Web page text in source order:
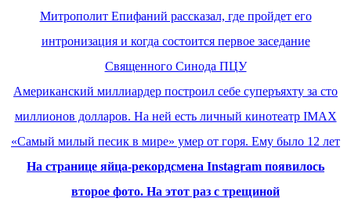
Митрополит Епифаний рассказал, где пройдет его
интронизация и когда состоится первое заседание
Священного Синода ПЦУ
Американский миллиардер построил себе суперъяхту за сто
миллионов долларов. На ней есть личный кинотеатр IMAX
«Самый милый песик в мире» умер от горя. Ему было 12 лет
На странице яйца-рекордсмена Instagram появилось
второе фото. На этот раз с трещиной